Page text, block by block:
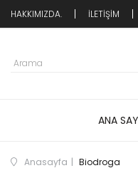
HAKKIMIZDA. İLETİŞİM
ANA
Anasayfa Biodroga